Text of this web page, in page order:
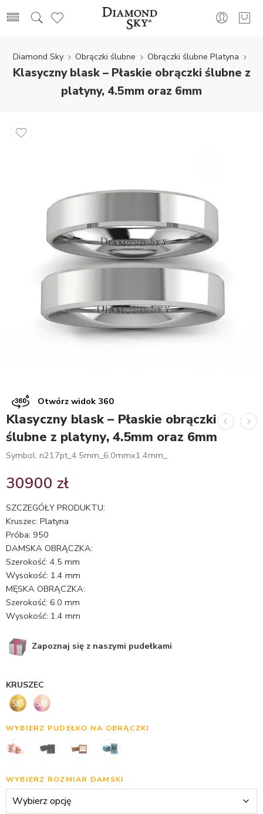
Diamond Sky Obrączki ślubne Obrączki ślubne Platyna
Klasyczny blask – Płaskie obrączki ślubne z
platyny, 4.5mm oraz 6mm
Otwórz widok 360
Klasyczny blask – Płaskie obrączki
ślubne z platyny, 4.5mm oraz 6mm
Symbol: n217pt_4.5mm_6.0mmx1.4mm_
30900 zł
SZCZEGÓŁY PRODUKTU:
Kruszec: Platyna
Próba: 950
DAMSKA OBRĄCZKA:
Szerokość: 4.5 mm
Wysokość: 1.4 mm
MĘSKA OBRĄCZKA:
Szerokość: 6.0 mm
Wysokość: 1.4 mm
Zapoznaj się z naszymi pudełkami
KRUSZEC
WYBIERZ PUDEŁKO NA OBRĄCZKI
WYBIERZ ROZMIAR DAMSKI